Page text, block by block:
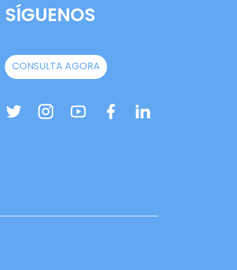
SÍGUENOS
CONSULTA AGORA